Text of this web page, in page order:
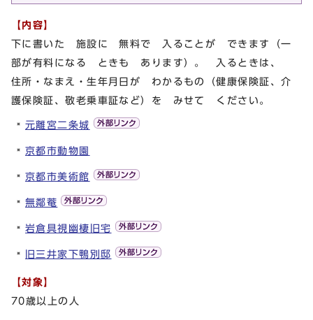
【内容】
下に書いた 施設に 無料で 入ることが できます（一
部が有料になる ときも あります）。 入るときは、
住所・なまえ・生年月日が わかるもの（健康保険証、介
護保険証、敬老乗車証など）を みせて ください。
元離宮二条城
京都市動物園
京都市美術館
無鄰菴
岩倉具視幽棲旧宅
旧三井家下鴨別邸
【対象】
70歳以上の人